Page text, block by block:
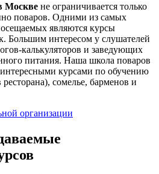
Москве не ограничивается только
поваров. Одними из самых
являются курсы
Большим интересом у слушателей
калькуляторов и заведующих
питания. Наша школа поваров
курсами по обучению
сомелье, барменов и
организации